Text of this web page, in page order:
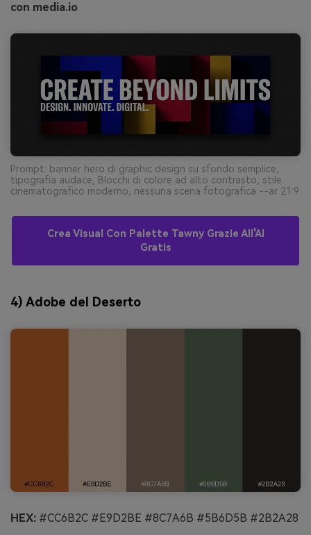
con media.io
Prompt: banner hero di graphic design su sfondo semplice,
tipografia audace, Blocchi di colore ad alto contrasto, stile
cinematografico moderno, nessuna scena fotografica --ar 21:9
Crea Visual Con Palette Tawny Grazie All'AI
Gratis
4) Adobe del Deserto
HEX: #CC6B2C #E9D2BE #8C7A6B #5B6D5B #2B2A28